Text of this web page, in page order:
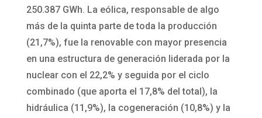
250.387 GWh. La eólica, responsable de algo
más de la quinta parte de toda la producción
(21,7%), fue la renovable con mayor presencia
en una estructura de generación liderada por la
nuclear con el 22,2% y seguida por el ciclo
combinado (que aporta el 17,8% del total), la
hidráulica (11,9%), la cogeneración (10,8%) y la